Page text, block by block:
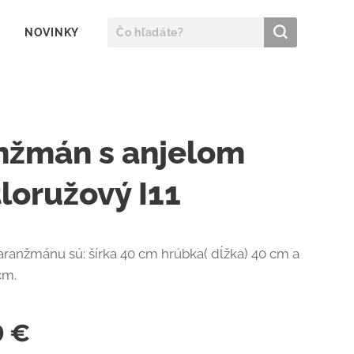
NOVINKY
s anjelom
I11
sú: šírka 40 cm hrúbka( dĺžka) 40 cm a
€